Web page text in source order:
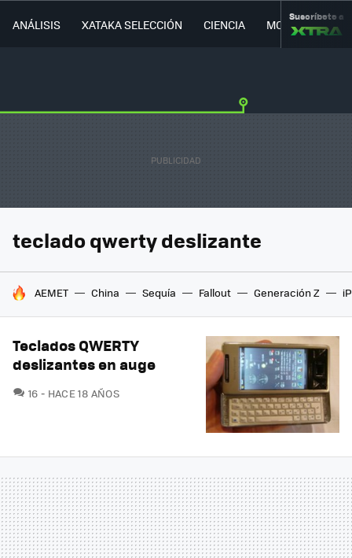
ANÁLISIS XATAKA SELECCIÓN CIENCIA MOVILIDAD
Suscríbete a
teclado qwerty deslizante
HOY SE HABLA DE
AEMET China Sequía Fallout Generación Z
Teclados QWERTY
deslizantes en auge
16 COMENTARIOS
HACE 18 AÑOS